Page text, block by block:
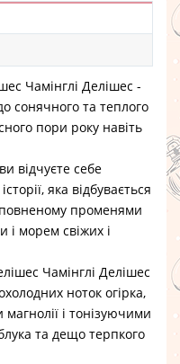
Чамінглі Делішес -
сонячного та теплого
пори року навіть
відчуєте себе
яка відбувається
променями
і морем свіжих і
Чамінглі Делішес
ноток огірка,
і тонізуючими
та дещо терпкого